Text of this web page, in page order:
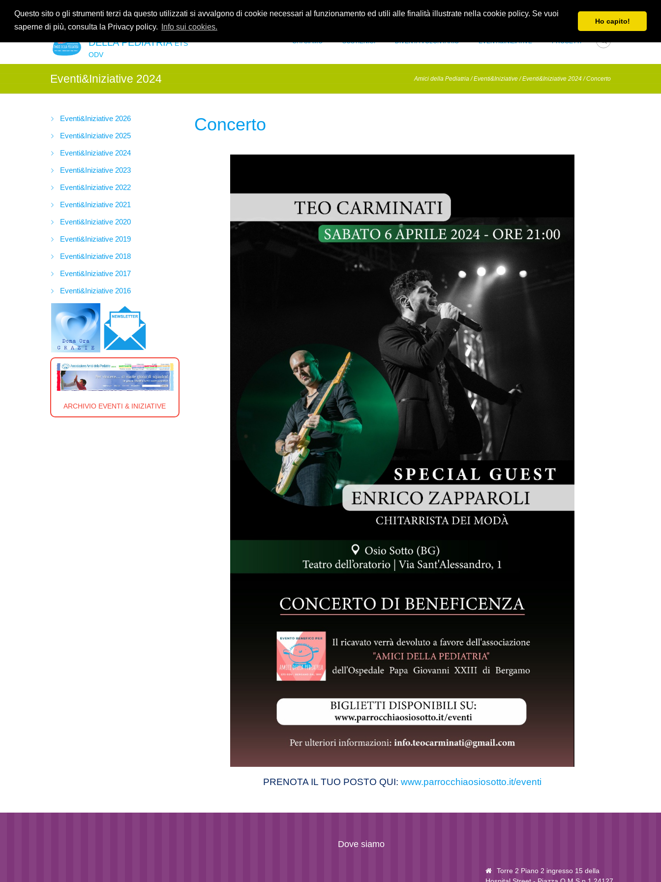
Questo sito o gli strumenti terzi da questo utilizzati si avvalgono di cookie necessari al funzionamento ed utili alle finalità illustrate nella cookie policy. Se vuoi
saperne di più, consulta la Privacy policy.
Info sui cookies.
Ho capito!
Contatti
ASSOCIAZIONE AMICI
DELLA PEDIATRIAETS
ODV
CHI SIAMO SOSTIENICI DIVENTA VOLONTARIO EVENTI&INIZIATIVE PROGETTI
Amici della Pediatria/Eventi&Iniziative/Eventi&Iniziative 2024/Concerto
Eventi&Iniziative 2024
Eventi&Iniziative 2026
Eventi&Iniziative 2025
Eventi&Iniziative 2024
Eventi&Iniziative 2023
Eventi&Iniziative 2022
Eventi&Iniziative 2021
Eventi&Iniziative 2020
Eventi&Iniziative 2019
Eventi&Iniziative 2018
Eventi&Iniziative 2017
Eventi&Iniziative 2016
ARCHIVIO EVENTI & INIZIATIVE
Concerto
PRENOTA IL TUO POSTO QUI:www.parrocchiaosiosotto.it/eventi
Dove siamo
Torre 2 Piano 2 ingresso 15 della